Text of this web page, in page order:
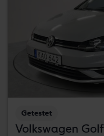
Getestet
Volkswagen Golf